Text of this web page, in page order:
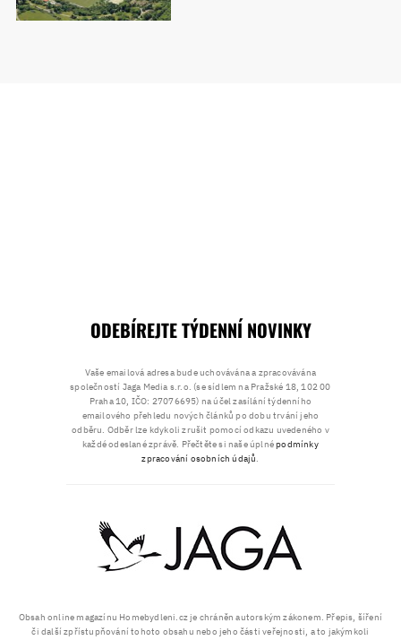
Obsah online magazínu Homebydleni.cz je chráněn autorským zákonem. Přepis, šíření
či další zpřístupňování tohoto obsahu nebo jeho části veřejnosti, a to jakýmkoli
ODEBÍREJTE TÝDENNÍ NOVINKY
Vaše emailová adresa bude uchovávána a zpracovávána
společností Jaga Media s.r.o. (se sídlem na Pražské 18, 102 00
Praha 10, IČO: 27076695) na účel zasílání týdenního
emailového přehledu nových článků po dobu trvání jeho
odběru. Odběr lze kdykoli zrušit pomocí odkazu uvedeného v
každé odeslané zprávě. Přečtěte si naše úplnépodmínky
zpracování osobních údajů.